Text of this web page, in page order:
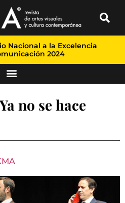
Nacional a la Excelencia
2024
no se hace